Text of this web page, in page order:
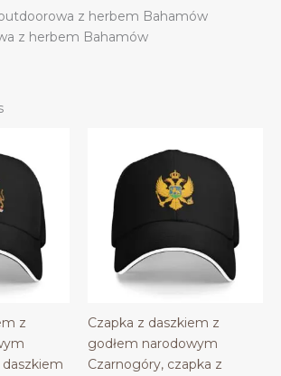
z herbem Bahamów
z herbem Bahamów
z
daszkiem
Czapka z daszkiem z
godłem narodowym
Czarnogóry, czapka z